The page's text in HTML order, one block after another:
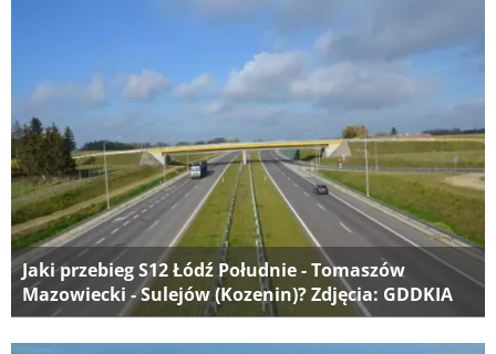
Jaki przebieg S12 Łódź Południe - Tomaszów
Mazowiecki - Sulejów (Kozenin)? Zdjęcia: GDDKIA